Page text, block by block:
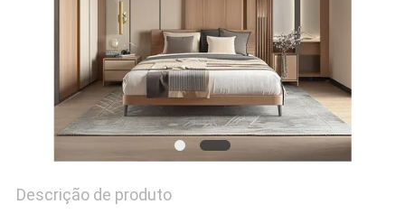
POLÍTICA
PRIVACIDADE
Descrição de produto